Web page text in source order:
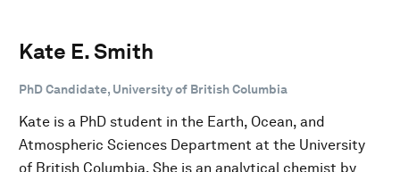
Kate E. Smith
PhD Candidate, University of British Columbia
Kate is a PhD student in the Earth, Ocean, and
Atmospheric Sciences Department at the University
of British Columbia. She is an analytical chemist by